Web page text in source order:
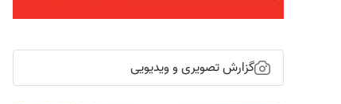
گزارش تصویری و ویدیویی